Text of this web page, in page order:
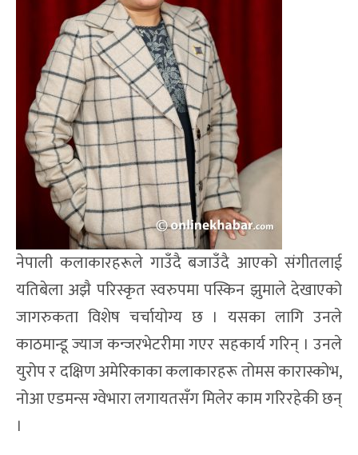
नेपाली कलाकारहरूले गाउँदै बजाउँदै आएको संगीतलाई
यतिबेला अझै परिस्कृत स्वरुपमा पस्किन झुमाले देखाएको
जागरुकता विशेष चर्चायोग्य छ । यसका लागि उनले
काठमान्डू ज्याज कन्जरभेटरीमा गएर सहकार्य गरिन् । उनले
युरोप र दक्षिण अमेरिकाका कलाकारहरू तोमस कारास्कोभ,
नोआ एडमन्स ग्वेभारा लगायतसँग मिलेर काम गरिरहेकी छन्
।